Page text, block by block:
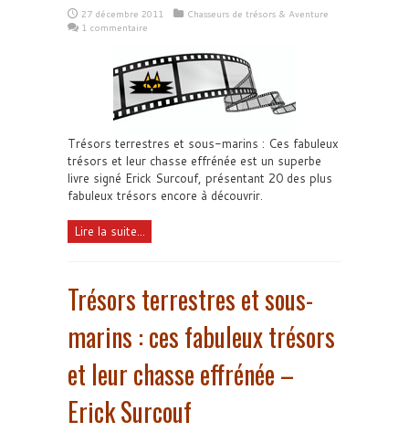
27 décembre 2011
Chasseurs de trésors & Aventure
1 commentaire
Trésors terrestres et sous-marins : Ces fabuleux
trésors et leur chasse effrénée est un superbe
livre signé Erick Surcouf, présentant 20 des plus
fabuleux trésors encore à découvrir.
Lire la suite...
Trésors terrestres et sous-
marins : ces fabuleux trésors
et leur chasse effrénée –
Erick Surcouf